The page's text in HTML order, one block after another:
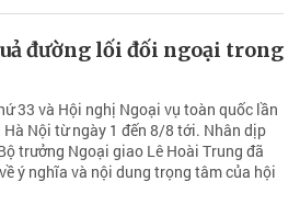
đường lối đối ngoại trong
33 và Hội nghị Ngoại vụ toàn quốc lần
Nội từ ngày 1 đến 8/8 tới. Nhân dịp
trưởng Ngoại giao Lê Hoài Trung đã
ý nghĩa và nội dung trọng tâm của hội